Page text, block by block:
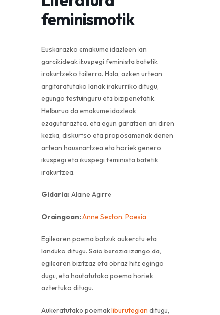
feminismotik
Euskarazko emakume idazleen lan
garaikideak ikuspegi feminista batetik
irakurtzeko tailerra. Hala, azken urtean
argitaratutako lanak irakurriko ditugu,
egungo testuinguru eta bizipenetatik.
Helburua da emakume idazleak
ezagutaraztea, eta egun garatzen ari diren
kezka, diskurtso eta proposamenak denen
artean hausnartzea eta horiek genero
ikuspegi eta ikuspegi feminista batetik
irakurtzea.
Gidaria:Alaine Agirre
Oraingoan:Anne Sexton. Poesia
Egilearen poema batzuk aukeratu eta
landuko ditugu. Saio berezia izango da,
egilearen bizitzaz eta obraz hitz egingo
dugu, eta hautatutako poema horiek
aztertuko ditugu.
Aukeratutako poemakliburutegian ditugu,